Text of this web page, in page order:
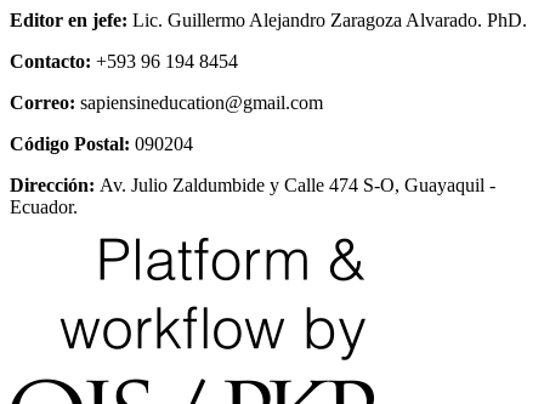
Editor en jefe: Lic. Guillermo Alejandro Zaragoza Alvarado. PhD.
Contacto: +593 96 194 8454
Correo: sapiensineducation@gmail.com
Código Postal: 090204
Dirección: Av. Julio Zaldumbide y Calle 474 S-O, Guayaquil -
Ecuador.